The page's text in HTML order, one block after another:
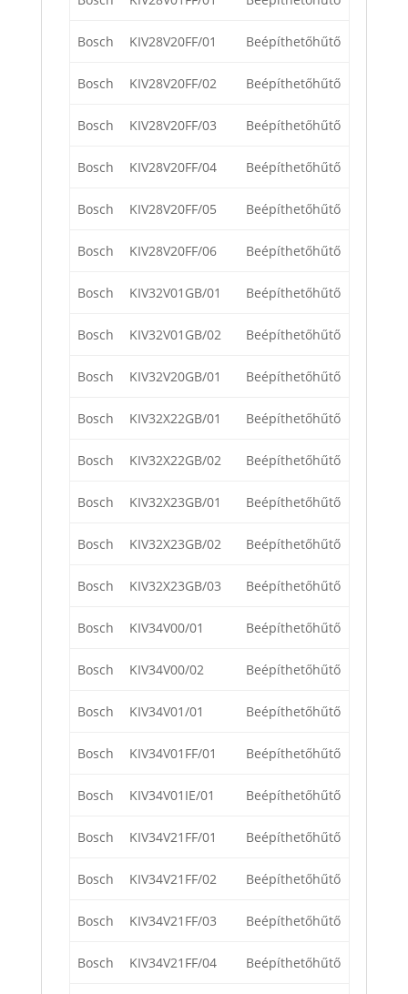
Bosch KIV28V20FF/01 Beépíthetőhűtő
Bosch KIV28V20FF/02 Beépíthetőhűtő
Bosch KIV28V20FF/03 Beépíthetőhűtő
Bosch KIV28V20FF/04 Beépíthetőhűtő
Bosch KIV28V20FF/05 Beépíthetőhűtő
Bosch KIV28V20FF/06 Beépíthetőhűtő
Bosch KIV32V01GB/01 Beépíthetőhűtő
Bosch KIV32V01GB/02 Beépíthetőhűtő
Bosch KIV32V20GB/01 Beépíthetőhűtő
Bosch KIV32X22GB/01 Beépíthetőhűtő
Bosch KIV32X22GB/02 Beépíthetőhűtő
Bosch KIV32X23GB/01 Beépíthetőhűtő
Bosch KIV32X23GB/02 Beépíthetőhűtő
Bosch KIV32X23GB/03 Beépíthetőhűtő
Bosch KIV34V00/01 Beépíthetőhűtő
Bosch KIV34V00/02 Beépíthetőhűtő
Bosch KIV34V01/01 Beépíthetőhűtő
Bosch KIV34V01FF/01 Beépíthetőhűtő
Bosch KIV34V01IE/01 Beépíthetőhűtő
Bosch KIV34V21FF/01 Beépíthetőhűtő
Bosch KIV34V21FF/02 Beépíthetőhűtő
Bosch KIV34V21FF/03 Beépíthetőhűtő
Bosch KIV34V21FF/04 Beépíthetőhűtő